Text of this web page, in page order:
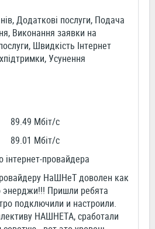
Додаткові послуги, Подача
Виконання заявки на
Швидкість Інтернет
Усунення
89.49 Мбіт/c
89.01 Мбіт/c
провайдера
НаШНеТ доволен как
энерджи!!! Пришли ребята
подключили и настроили.
НАШНЕТА, сработали